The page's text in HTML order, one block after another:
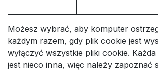
Możesz wybrać, aby komputer
każdym razem, gdy plik cookie jest
wyłączyć wszystkie pliki cookie.
jest nieco inna, więc należy zapoznać